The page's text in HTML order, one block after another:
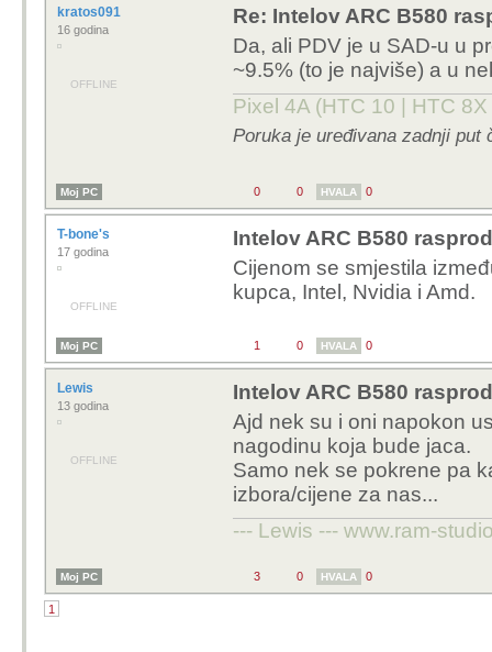
kratos091
16 godina
OFFLINE
Re: Intelov ARC B580
Da, ali PDV je u SAD-u u
~9.5% (to je najviše) a u
Pixel 4A (HTC 10 | HTC
Poruka je uređivana zadnji put
Moj PC 0 0 HVALA 0
T-bone's
17 godina
OFFLINE
Intelov ARC B580
Cijenom se smjestila
kupca, Intel, Nvidia i Amd.
Moj PC 1 0 HVALA 0
Lewis
13 godina
OFFLINE
Intelov ARC B580
Ajd nek su i oni napokon
nagodinu koja bude jaca.
Samo nek se pokrene pa
izbora/cijene za nas...
--- Lewis --- www.ram-
Moj PC 3 0 HVALA 0
1